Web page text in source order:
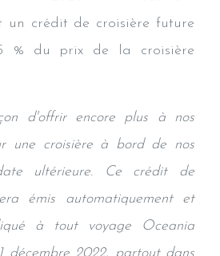
un crédit de croisière future
% du prix de la croisière
d'offrir encore plus à nos
une croisière à bord de nos
ultérieure. Ce crédit de
émis automatiquement et
à tout voyage Oceania
décembre 2022, partout dans